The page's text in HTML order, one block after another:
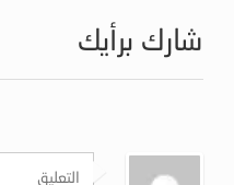
شارك برأيك